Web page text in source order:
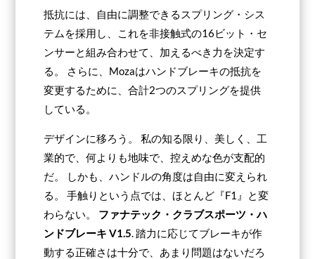
抵抗には、自由に調整できるスプリング・シス
テムを採用し、これを非接触式の16ビット・セ
ンサーと組み合わせて、加えるべき力を決定す
る。 さらに、Mozaはハンドブレーキの抵抗を
変更するために、合計2つのスプリングを提供
している。
デザインに移ろう。 私の知る限り、美しく、工
業的で、何よりも地味で、控えめな色が支配的
だ。 しかも、ハンドルの角度は自由に変えられ
る。 手触りという点では、ほとんど『F1』と変
わらない。 ファナテック・クラブスポーツ・ハ
ンドブレーキ V1.5. 踏力に応じてブレーキが作
動する正確さは十分で、あまり問題はないだろ